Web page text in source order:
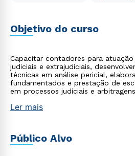
Objetivo do curso
Capacitar contadores para
judiciais e extrajudiciais,
técnicas em análise pericial,
fundamentados e prestação de
em processos judiciais e
Ler mais
Público Alvo